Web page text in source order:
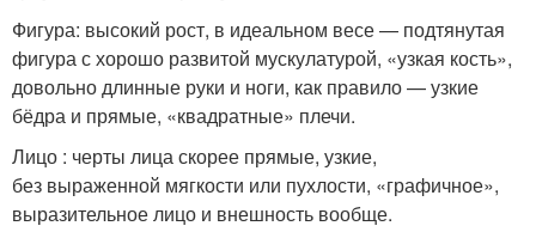
Фигура: высокий рост, в идеальном весе — подтянутая
фигура с хорошо развитой мускулатурой, «узкая кость»,
довольно длинные руки и ноги, как правило — узкие
бёдра и прямые, «квадратные» плечи.
Лицо : черты лица скорее прямые, узкие,
без выраженной мягкости или пухлости, «графичное»,
выразительное лицо и внешность вообще.